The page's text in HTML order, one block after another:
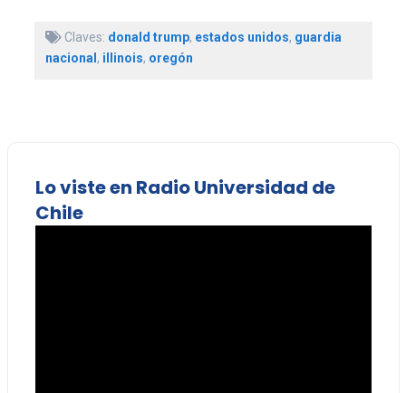
Claves: donald trump, estados unidos, guardia
nacional, illinois, oregón
Lo viste en Radio Universidad de
Chile